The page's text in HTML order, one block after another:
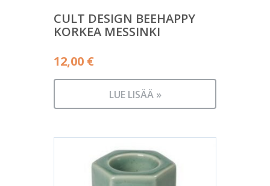
CULT DESIGN BEEHAPPY
KORKEA MESSINKI
12,00 €
LUE LISÄÄ »